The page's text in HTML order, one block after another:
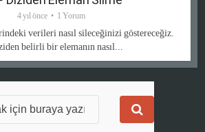
4 yıl önce 1 Yorum
verileri nasıl sileceğinizi göstereceğiz.
belirli bir elemanın nasıl...